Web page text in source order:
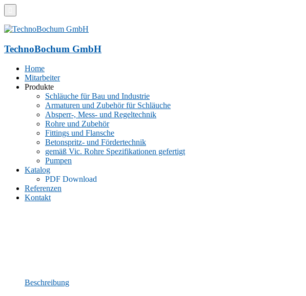
TechnoBochum GmbH
Home
Mitarbeiter
Produkte
Schläuche für Bau und Industrie
Armaturen und Zubehör für Schläuche
Absperr-, Mess- und Regeltechnik
Rohre und Zubehör
Fittings und Flansche
Betonspritz- und Fördertechnik
gemäß Vic. Rohre Spezifikationen gefertigt
Pumpen
Katalog
PDF Download
Referenzen
Kontakt
Beschreibung